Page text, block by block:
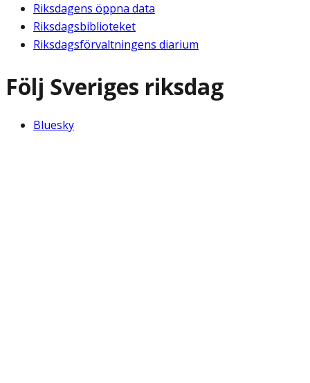
Riksdagens öppna data
Riksdagsbiblioteket
Riksdagsförvaltningens diarium
Följ Sveriges riksdag
Bluesky